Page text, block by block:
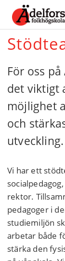
För oss
det viktigt
möjlighet
och
utveckling.
Vi har ett
rektor.
pedagoger i
studiemiljön
arbetar både
stärka den